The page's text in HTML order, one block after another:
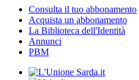
Consulta il tuo abbonamento
Acquista un abbonamento
La Biblioteca dell'Identità
Annunci
PBM